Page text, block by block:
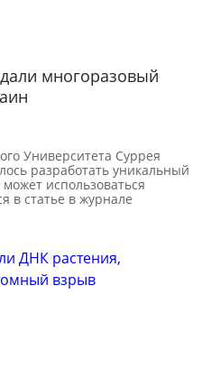
многоразовый
Университета Суррея
разработать уникальный
использоваться
в статье в журнале